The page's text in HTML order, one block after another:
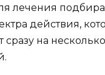
лечения
действия,
сразу на